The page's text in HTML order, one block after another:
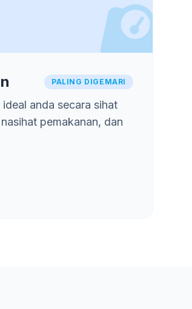
PALING DIGEMARI
anda secara sihat
pemakanan, dan